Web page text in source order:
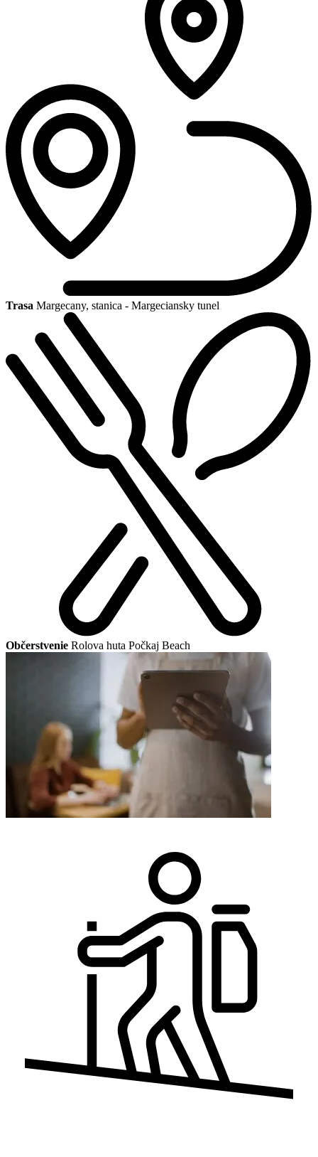
Trasa Margecany, stanica - Margeciansky tunel
Občerstvenie Rolova huta Počkaj Beach